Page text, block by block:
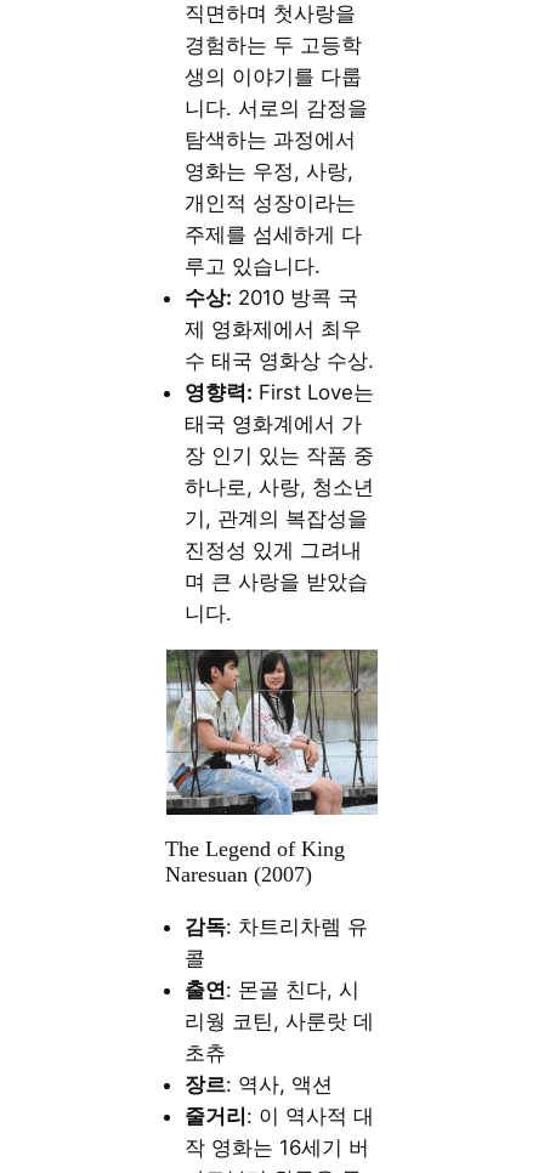
직면하며 첫사랑을
경험하는 두 고등학
생의 이야기를 다룹
니다. 서로의 감정을
탐색하는 과정에서
영화는 우정, 사랑,
개인적 성장이라는
주제를 섬세하게 다
루고 있습니다.
수상: 2010 방콕 국
제 영화제에서 최우
수 태국 영화상 수상.
영향력: First Love는
태국 영화계에서 가
장 인기 있는 작품 중
하나로, 사랑, 청소년
기, 관계의 복잡성을
진정성 있게 그려내
며 큰 사랑을 받았습
니다.
The Legend of King
Naresuan (2007)
감독: 차트리차렘 유
콜
출연: 몬골 친다, 시
리웡 코틴, 사룬랏 데
초츄
장르: 역사, 액션
줄거리: 이 역사적 대
작 영화는 16세기 버